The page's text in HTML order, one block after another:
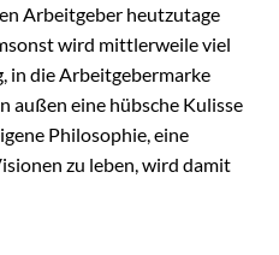
Arbeitgeber heutzutage
wird mittlerweile viel
in die Arbeitgebermarke
außen eine hübsche Kulisse
Philosophie, eine
zu leben, wird damit